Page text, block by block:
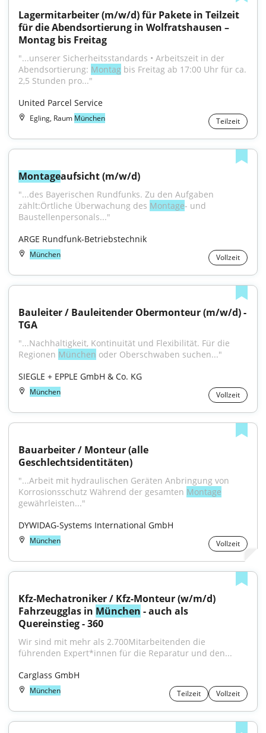
Lagermitarbeiter (m/w/d) für Pakete in Teilzeit
für die Abendsortierung in Wolfratshausen –
Montag bis Freitag
"...unserer Sicherheitsstandards • Arbeitszeit in der
Abendsortierung: Montag bis Freitag ab 17:00 Uhr für ca.
2,5 Stunden pro..."
United Parcel Service
Egling, Raum München Teilzeit
Montageaufsicht (m/w/d)
"...des Bayerischen Rundfunks. Zu den Aufgaben
zählt:Örtliche Überwachung des Montage- und
Baustellenpersonals..."
ARGE Rundfunk-Betriebstechnik
München Vollzeit
Bauleiter / Bauleitender Obermonteur (m/w/d) -
TGA
"...Nachhaltigkeit, Kontinuität und Flexibilität. Für die
Regionen München oder Oberschwaben suchen..."
SIEGLE + EPPLE GmbH & Co. KG
München Vollzeit
Bauarbeiter / Monteur (alle
Geschlechtsidentitäten)
"...Arbeit mit hydraulischen Geräten Anbringung von
Korrosionsschutz Während der gesamten Montage
gewährleisten..."
DYWIDAG-Systems International GmbH
München Vollzeit
Kfz-Mechatroniker / Kfz-Monteur (w/m/d)
Fahrzeugglas in München - auch als
Quereinstieg - 360
Wir sind mit mehr als 2.700Mitarbeitenden die
führenden Expert*innen für die Reparatur und den...
Carglass GmbH
München Teilzeit Vollzeit